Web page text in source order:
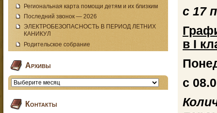
Региональная карта помощи детям и их близким
Последний звонок — 2026
ЭЛЕКТРОБЕЗОПАСНОСТЬ В ПЕРИОД ЛЕТНИХ
КАНИКУЛ
Родительское собрание
Архивы
Контакты
с 17
в I
с